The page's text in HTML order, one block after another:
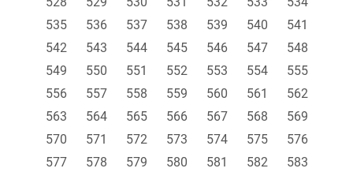
535
536 537 538 539 540
541
542
543 544 545 546 547
548
549
550 551 552 553 554
555
556
557 558 559 560 561
562
563
564 565 566 567 568
569
570
571 572 573 574 575
576
577
578 579 580 581 582
583